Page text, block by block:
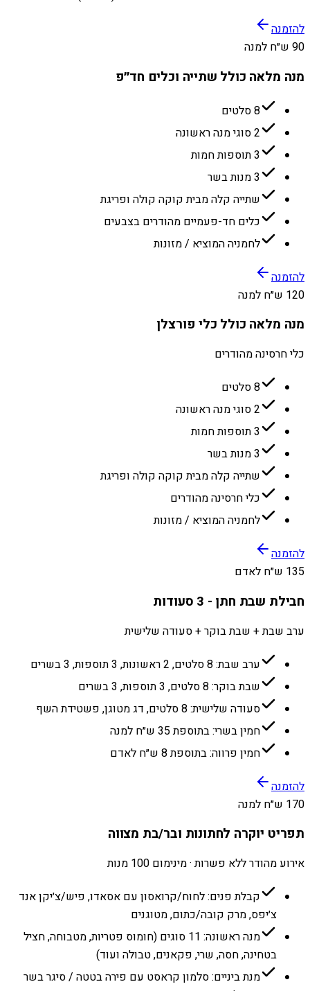
להזמנה
90 ש״ח למנה
מנה מלאה כולל שתייה וכלים חד״פ
8 סלטים
2 סוגי מנה ראשונה
3 תוספות חמות
3 מנות בשר
שתייה קלה מבית קוקה קולה ופריגת
כלים חד-פעמיים מהודרים בצבעים
לחמניה המוציא / מזונות
להזמנה
120 ש״ח למנה
מנה מלאה כולל כלי פורצלן
כלי חרסינה מהודרים
8 סלטים
2 סוגי מנה ראשונה
3 תוספות חמות
3 מנות בשר
שתייה קלה מבית קוקה קולה ופריגת
כלי חרסינה מהודרים
לחמניה המוציא / מזונות
להזמנה
135 ש״ח לאדם
חבילת שבת חתן - 3 סעודות
ערב שבת + שבת בוקר + סעודה שלישית
ערב שבת: 8 סלטים, 2 ראשונות, 3 תוספות, 3 בשרים
שבת בוקר: 8 סלטים, 3 תוספות, 3 בשרים
סעודה שלישית: 8 סלטים, דג מטוגן, פשטידת השף
חמין בשרי: בתוספת 35 ש״ח למנה
חמין פרווה: בתוספת 8 ש״ח לאדם
להזמנה
170 ש״ח למנה
תפריט יוקרה לחתונות ובר/בת מצווה
אירוע מהודר ללא פשרות · מינימום 100 מנות
קבלת פנים: לחוח/קרואסון עם אסאדו, פיש/צ׳יקן אנד
צ׳יפס, מרק קובה/כתום, מטוגנים
מנה ראשונה: 11 סוגים (חומוס פטריות, מטבוחה, חציל
בטחינה, חסה, שרי, פקאנים, טבולה ועוד)
מנת ביניים: סלמון קראסט עם פירה בטטה / סיגר בשר